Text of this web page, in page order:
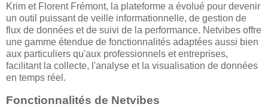
Krim et Florent Frémont, la plateforme a évolué pour devenir
un outil puissant de veille informationnelle, de gestion de
flux de données et de suivi de la performance. Netvibes offre
une gamme étendue de fonctionnalités adaptées aussi bien
aux particuliers qu'aux professionnels et entreprises,
facilitant la collecte, l'analyse et la visualisation de données
en temps réel.
Fonctionnalités de Netvibes